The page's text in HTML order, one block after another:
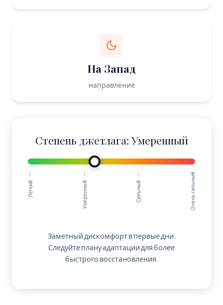
На Запад
направление
Степень джетлага: Умеренный
Лёгкий Умеренный Сильный Очень сильный
Заметный дискомфорт в первые дни.
Следуйте плану адаптации для более
быстрого восстановления.